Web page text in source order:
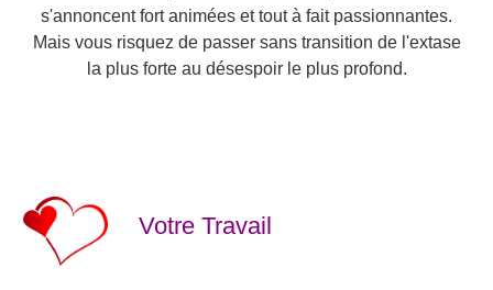
s'annoncent fort animées et tout à fait passionnantes.
Mais vous risquez de passer sans transition de l'extase
la plus forte au désespoir le plus profond.
Votre Travail